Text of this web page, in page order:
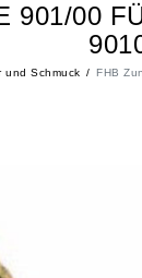
901/00
und Schmuck FHB